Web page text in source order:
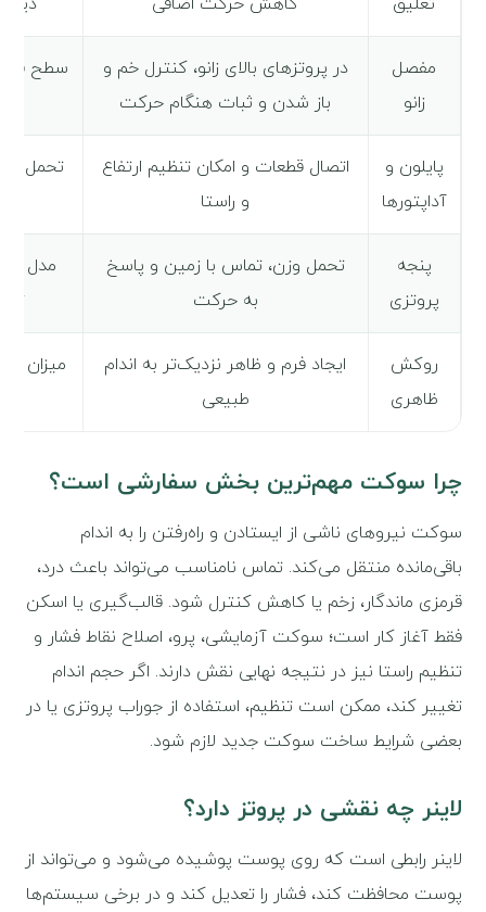
مفصل
زانو
در پروتزهای بالای زانو، کنترل خم و
باز شدن و ثبات هنگام حرکت
سطح
پایلون و
آداپتورها
اتصال قطعات و امکان تنظیم ارتفاع
و راستا
تحمل
پنجه
پروتزی
تحمل وزن، تماس با زمین و پاسخ
به حرکت
مدل
روکش
ظاهری
ایجاد فرم و ظاهر نزدیک‌تر به اندام
طبیعی
میزان
چرا سوکت مهم‌ترین بخش سفارشی است؟
سوکت نیروهای ناشی از ایستادن و راه‌رفتن را به اندام
باقی‌مانده منتقل می‌کند. تماس نامناسب می‌تواند باعث درد،
قرمزی ماندگار، زخم یا کاهش کنترل شود. قالب‌گیری یا اسکن
فقط آغاز کار است؛ سوکت آزمایشی، پرو، اصلاح نقاط فشار و
تنظیم راستا نیز در نتیجه نهایی نقش دارند. اگر حجم اندام
تغییر کند، ممکن است تنظیم، استفاده از جوراب پروتزی یا در
بعضی شرایط ساخت سوکت جدید لازم شود.
لاینر چه نقشی در پروتز دارد؟
لاینر رابطی است که روی پوست پوشیده می‌شود و می‌تواند از
پوست محافظت کند، فشار را تعدیل کند و در برخی سیستم‌ها